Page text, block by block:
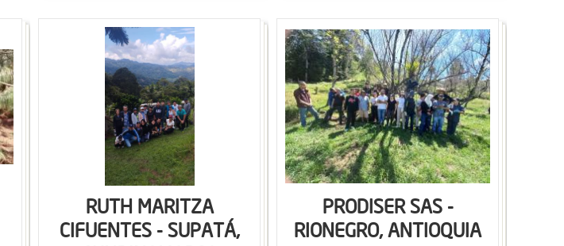
RUTH MARITZA
CIFUENTES - SUPATÁ,
PRODISER SAS -
RIONEGRO, ANTIOQUIA